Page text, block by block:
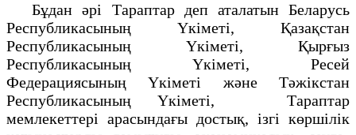
Бұдан әрi Тараптар деп аталатын Беларусь
Республикасының Yкiметi, Қазақстан
Республикасының Yкiметi, Қырғыз
Республикасының Yкiметi, Ресей
Федерациясының Yкiметi және Тәжiкстан
Республикасының Yкiметi, Тараптар
мемлекеттерi арасындағы достық, ізгi көршiлiк